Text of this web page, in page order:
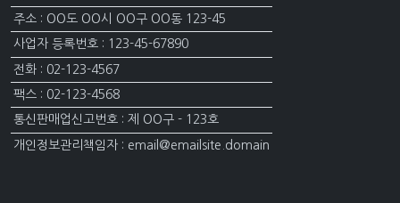
주소 : OO도 OO시 OO구 OO동 123-45
사업자 등록번호 : 123-45-67890
전화 : 02-123-4567
팩스 : 02-123-4568
통신판매업신고번호 : 제 OO구 - 123호
개인정보관리책임자 : email@emailsite.domain